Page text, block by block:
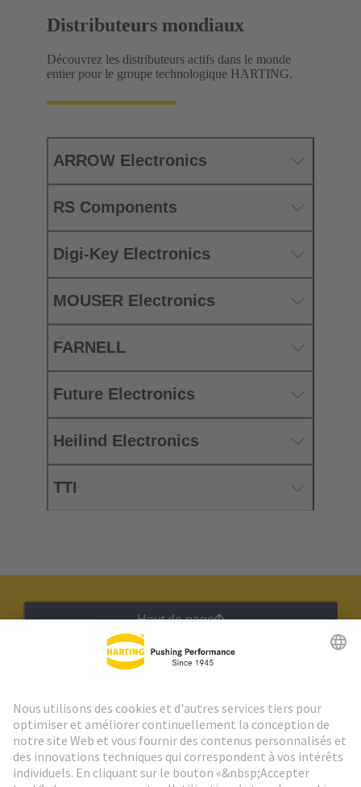
Distributeurs mondiaux
Découvrez les distributeurs actifs dans le monde
entier pour le groupe technologique HARTING.
ARROW Electronics
RS Components
Digi-Key Electronics
MOUSER Electronics
FARNELL
Future Electronics
Heilind Electronics
TTI
Haut de page
Aller à l'inscription